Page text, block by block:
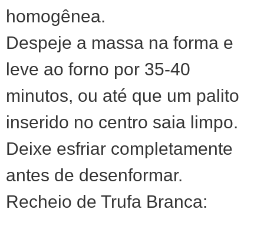
homogênea.
Despeje a massa na forma e
leve ao forno por 35-40
minutos, ou até que um palito
inserido no centro saia limpo.
Deixe esfriar completamente
antes de desenformar.
Recheio de Trufa Branca: